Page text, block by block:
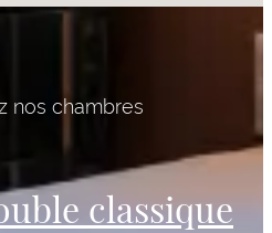
nos chambres
classique